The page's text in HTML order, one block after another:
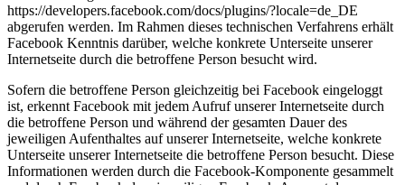
https://developers.facebook.com/docs/plugins/?locale=de_DE
abgerufen werden. Im Rahmen dieses technischen Verfahrens erhält
Facebook Kenntnis darüber, welche konkrete Unterseite unserer
Internetseite durch die betroffene Person besucht wird.
Sofern die betroffene Person gleichzeitig bei Facebook eingeloggt
ist, erkennt Facebook mit jedem Aufruf unserer Internetseite durch
die betroffene Person und während der gesamten Dauer des
jeweiligen Aufenthaltes auf unserer Internetseite, welche konkrete
Unterseite unserer Internetseite die betroffene Person besucht. Diese
Informationen werden durch die Facebook-Komponente gesammelt